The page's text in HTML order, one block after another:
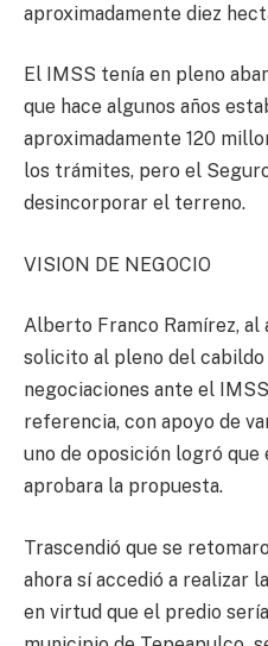
aproximadamente diez
El IMSS tenía en pleno
que hace algunos años
aproximadamente 120
los trámites, pero el
desincorporar el terreno.
VISION DE NEGOCIO
Alberto Franco Ramírez, al
solicito al pleno del
negociaciones ante el
referencia, con apoyo de
uno de oposición logró que
aprobara la propuesta.
Trascendió que se
ahora sí accedió a realizar
en virtud que el predio